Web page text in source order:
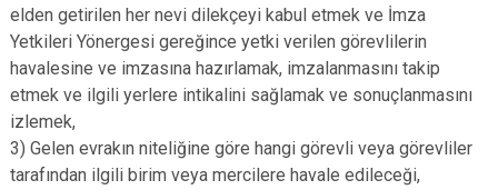
Bornova
Buca
Çeşme
Çiğli
Dikili
Kemalpaşa
Kınık
Kiraz
Menderes
Tire
Torbalı
Karabağlar
elden getirilen her nevi dilekçeyi kabul etmek ve İmza
Yetkileri Yönergesi gereğince yetki verilen görevlilerin
havalesine ve imzasına hazırlamak, imzalanmasını takip
etmek ve ilgili yerlere intikalini sağlamak ve sonuçlanmasını
izlemek,
3) Gelen evrakın niteliğine göre hangi görevli veya görevliler
tarafından ilgili birim veya mercilere havale edileceği,